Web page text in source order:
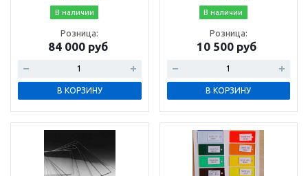
В наличии
Розница:
84 000 руб
В КОРЗИНУ
В наличии
Розница:
10 500 руб
В КОРЗИНУ